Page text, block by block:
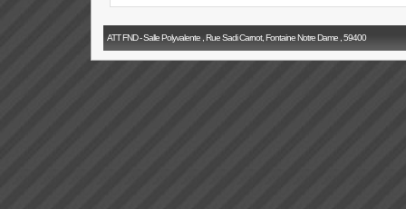
ATT FND - Salle Polyvalente , Rue Sadi Carnot, Fontaine Notre Dame , 59400